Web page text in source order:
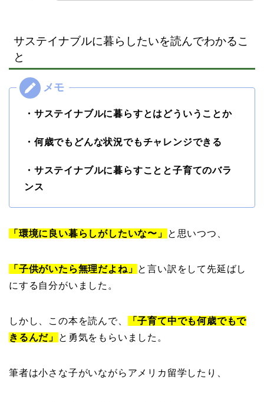
サステイナブルに暮らしたいを読んでわかるこ
と
・サステイナブルに暮らすとはどういうことか
・何歳でもどんな状況でもチャレンジできる
・サステイナブルに暮らすことと子育てのバラ
ンス
「環境に良い暮らしがしたいな〜」 と思いつつ、
「子供がいたら無理だよね」 と言い訳をして先延ばし
にする自分がいました。
しかし、この本を読んで、
「子育て中でも何歳でもで
きるんだ」
と勇気をもらいました。
筆者は小さな子がいながらアメリカ留学したり、